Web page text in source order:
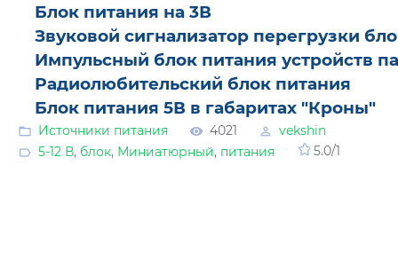
Блок питания на 3В
Звуковой сигнализатор перегрузки
Импульсный блок питания устройств
Радиолюбительский блок питания
Блок питания 5В в габаритах "Кроны"
Источники питания 4021
vekshin
5-12 В, блок, Миниатюрный, питания 5.0/1